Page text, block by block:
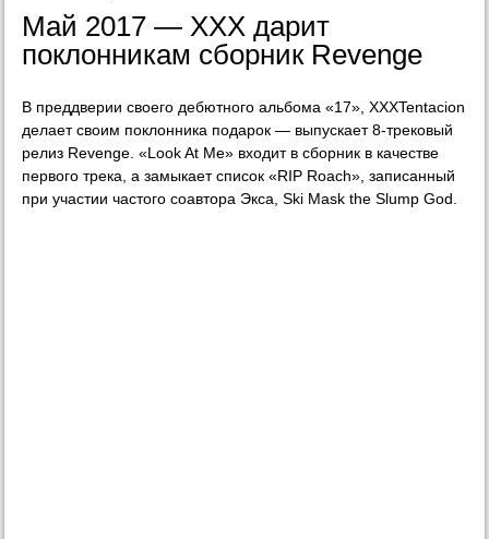
Май 2017 — XXX дарит
поклонникам сборник Revenge
В преддверии своего дебютного альбома «17», XXXTentacion
делает своим поклонника подарок — выпускает 8-трековый
релиз Revenge. «Look At Me» входит в сборник в качестве
первого трека, а замыкает список «RIP Roach», записанный
при участии частого соавтора Экса, Ski Mask the Slump God.